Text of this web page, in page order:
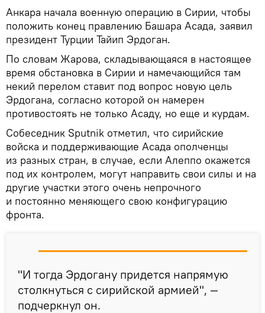
Анкара начала военную операцию в Сирии, чтобы
положить конец правлению Башара Асада, заявил
президент Турции Тайип Эрдоган.
По словам Жарова, складывающаяся в настоящее
время обстановка в Сирии и намечающийся там
некий перелом ставит под вопрос новую цель
Эрдогана, согласно которой он намерен
противостоять не только Асаду, но еще и курдам.
Собеседник Sputnik отметил, что сирийские
войска и поддерживающие Асада ополченцы
из разных стран, в случае, если Алеппо окажется
под их контролем, могут направить свои силы и на
другие участки этого очень непрочного
и постоянно меняющего свою конфигурацию
фронта.
"И тогда Эрдогану придется напрямую
столкнуться с сирийской армией", —
подчеркнул он.